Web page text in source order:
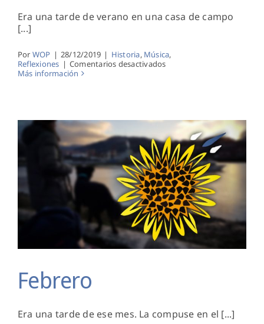
Era una tarde de verano en una casa de campo
[...]
Por WOP | 28/12/2019 | Historia, Música,
Reflexiones | Comentarios desactivadosen
Más información
Febrero
Febrero
Era una tarde de ese mes. La compuse en el [...]